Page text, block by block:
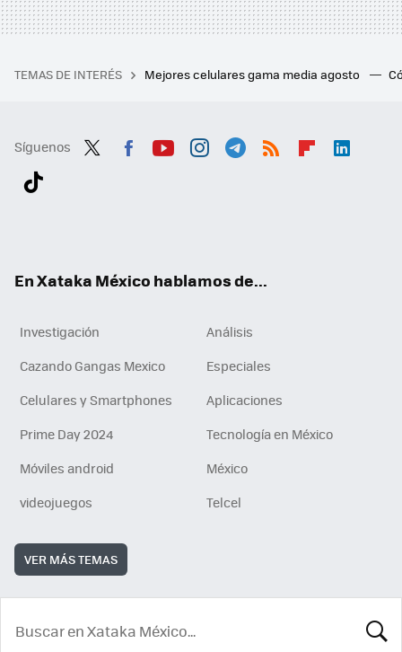
TEMAS DE INTERÉS Mejores celulares gama media agosto
Síguenos
En Xataka México hablamos de...
Investigación
Análisis
Cazando Gangas Mexico
Especiales
Celulares y Smartphones
Aplicaciones
Prime Day 2024
Tecnología en México
Móviles android
México
videojuegos
Telcel
VER MÁS TEMAS